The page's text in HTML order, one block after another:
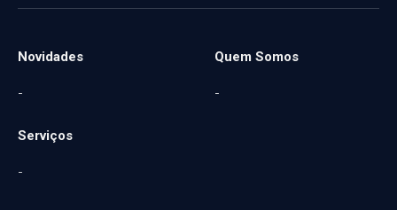
(Twitter)
Novidades
-
Quem Somos
-
Serviços
-